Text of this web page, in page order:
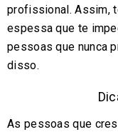
profissional. Assim,
espessa que te
pessoas que nunca
disso.
As pessoas que